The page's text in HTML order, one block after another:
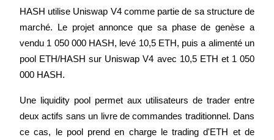
Apprenez le Staking
Découvrez comment gagner un revenu passif
HASH utilise Uniswap V4 comme partie de sa structure de
marché. Le projet annonce que sa phase de genèse a
vendu 1 050 000 HASH, levé 10,5 ETH, puis a alimenté un
pool ETH/HASH sur Uniswap V4 avec 10,5 ETH et 1 050
000 HASH.
Une liquidity pool permet aux utilisateurs de trader entre
deux actifs sans un livre de commandes traditionnel. Dans
ce cas, le pool prend en charge le trading d'ETH et de